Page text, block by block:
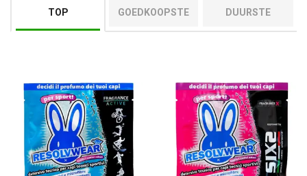
TOP GOEDKOOPSTE DUURSTE